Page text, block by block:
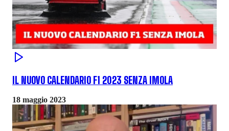
IL NUOVO CALENDARIO F1 2023 SENZA IMOLA
18 maggio 2023